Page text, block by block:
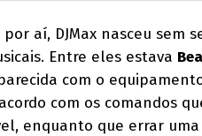
aí, DJMax nasceu sem
Entre eles estava
com o
com os comandos
enquanto que errar